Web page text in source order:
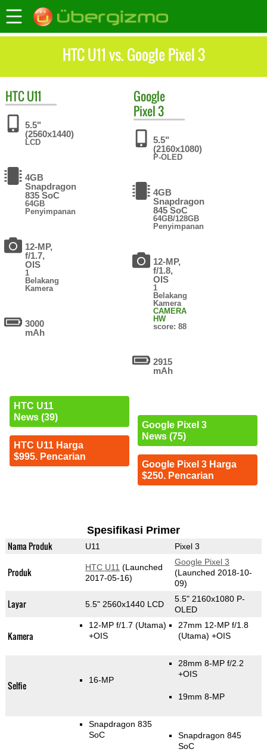
HTC U11 vs. Google Pixel 3
HTCU11
5.5"
(2560x1440)
LCD
4GB
Snapdragon
835 SoC
64GB
Penyimpanan
12-MP,
f/1.7,
OIS
1
Belakang
Kamera
3000
mAh
HTC U11
News (39)
HTC U11 Harga
$995. Pencarian
Google
Pixel 3
5.5"
(2160x1080)
P-OLED
4GB
Snapdragon
845 SoC
64GB/128GB
Penyimpanan
12-MP,
f/1.8,
OIS
1
Belakang
Kamera
CAMERA
HW
score: 88
2915
mAh
Google Pixel 3
News (75)
Google Pixel 3 Harga
$250. Pencarian
Spesifikasi Primer
Nama Produk U11 Pixel 3
Produk HTC U11 (Launched
2017-05-16)
Google Pixel 3
(Launched 2018-10-
09)
Layar 5.5" 2560x1440 LCD
5.5" 2160x1080 P-
OLED
Kamera
12-MP f/1.7 (Utama)
+OIS
27mm 12-MP f/1.8
(Utama) +OIS
Selfie 16-MP
28mm 8-MP f/2.2
+OIS
19mm 8-MP
Snapdragon 835
SoC
Snapdragon 845
SoC